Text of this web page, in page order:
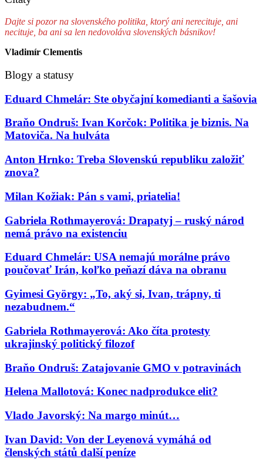
Dajte si pozor na slovenského politika, ktorý ani nerecituje, ani
necituje, ba ani sa len nedovoláva slovenských básnikov!
Vladimír Clementis
Blogy a statusy
Eduard Chmelár: Ste obyčajní komedianti a šašovia
Braňo Ondruš: Ivan Korčok: Politika je biznis. Na
Matoviča. Na hulváta
Anton Hrnko: Treba Slovenskú republiku založiť
znova?
Milan Kožiak: Pán s vami, priatelia!
Gabriela Rothmayerová: Drapatyj – ruský národ
nemá právo na existenciu
Eduard Chmelár: USA nemajú morálne právo
poučovať Irán, koľko peňazí dáva na obranu
Gyimesi György: „To, aký si, Ivan, trápny, ti
nezabudnem.“
Gabriela Rothmayerová: Ako číta protesty
ukrajinský politický filozof
Braňo Ondruš: Zatajovanie GMO v potravinách
Helena Mallotová: Konec nadprodukce elit?
Vlado Javorský: Na margo minút…
Ivan David: Von der Leyenová vymáhá od
členských států další peníze